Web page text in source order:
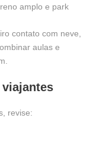
amplo e park
contato com neve,
aulas e
revise: